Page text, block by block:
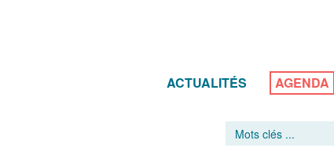
ACTUALITÉS AGENDA